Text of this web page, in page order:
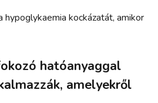
kockázatát, amikor
hatóanyaggal
amelyekről